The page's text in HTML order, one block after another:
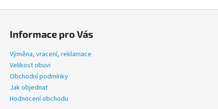
Informace pro Vás
Výměna, vracení, reklamace
Velikost obuvi
Obchodní podmínky
Jak objednat
Hodnocení obchodu